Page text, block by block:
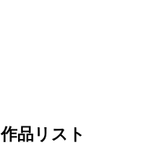
作品リスト